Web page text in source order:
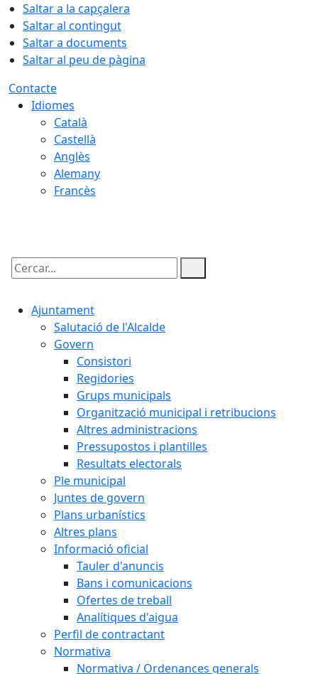
Saltar a la capçalera
Saltar al contingut
Saltar a documents
Saltar al peu de pàgina
Contacte
Idiomes
Català
Castellà
Anglès
Alemany
Francès
Cercar:
Ajuntament
Salutació de l'Alcalde
Govern
Consistori
Regidories
Grups municipals
Organització municipal i retribucions
Altres administracions
Pressupostos i plantilles
Resultats electorals
Ple municipal
Juntes de govern
Plans urbanístics
Altres plans
Informació oficial
Tauler d'anuncis
Bans i comunicacions
Ofertes de treball
Analítiques d'aigua
Perfil de contractant
Normativa
Normativa / Ordenances generals